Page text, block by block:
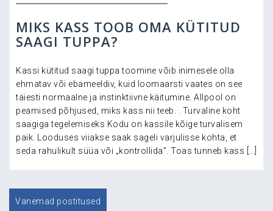
MIKS KASS TOOB OMA KÜTITUD
SAAGI TUPPA?
Kassi kütitud saagi tuppa toomine võib inimesele olla
ehmatav või ebameeldiv, kuid loomaarsti vaates on see
täiesti normaalne ja instinktiivne käitumine. Allpool on
peamised põhjused, miks kass nii teeb. . Turvaline koht
saagiga tegelemiseks Kodu on kassile kõige turvalisem
paik. Looduses viiakse saak sageli varjulisse kohta, et
seda rahulikult süüa või „kontrollida”. Toas tunneb kass […]
Navigeerimine
Vanemad postitused